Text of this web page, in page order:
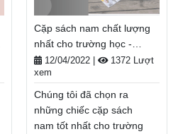
yêu thích dưới đây.
Balodep.shop|Chuyên Balo-
Túi xách–Vali đẹp.
FreeShip toàn quốc, Miễn
phí đổi trả hàng, Thanh
toán tiền khi nhận hàng.
Xem thêm
Cặp sách nam chất lượng
nhất cho trường học -
Balodep.shop
12/04/2022
1372 Lượt
xem
Chúng tôi đã chọn ra
những chiếc cặp sách
nam tốt nhất cho trường